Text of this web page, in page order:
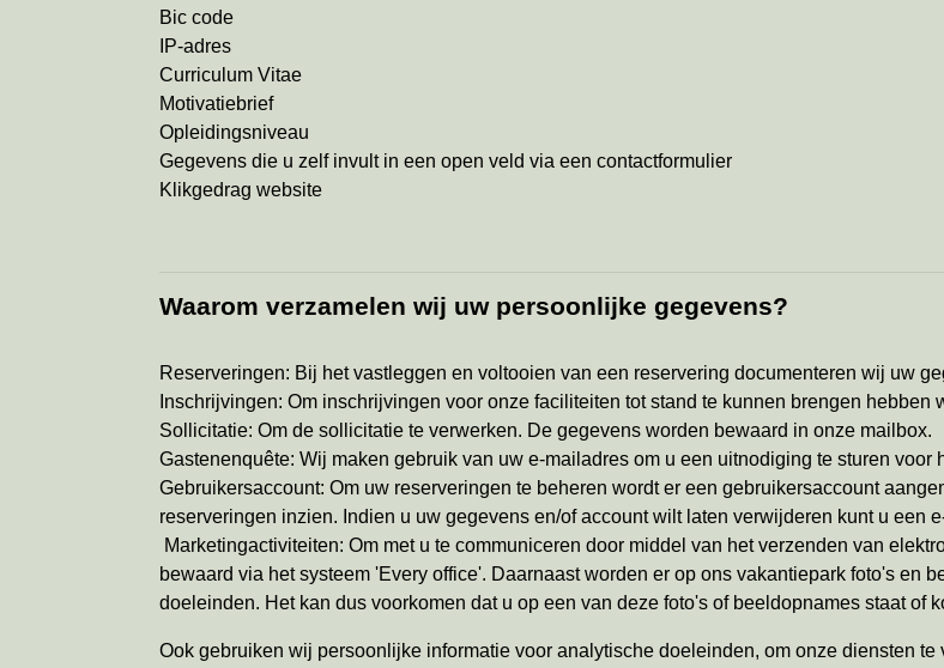
Bic code
IP-adres
Curriculum Vitae
Motivatiebrief
Opleidingsniveau
Gegevens die u zelf invult in een open veld via een contactformulier
Klikgedrag website
Waarom verzamelen wij uw persoonlijke gegevens?
Reserveringen: Bij het vastleggen en voltooien van een reservering documenteren wij uw
Inschrijvingen: Om inschrijvingen voor onze faciliteiten tot stand te kunnen brengen hebben
Sollicitatie: Om de sollicitatie te verwerken. De gegevens worden bewaard in onze mailbox.
Gastenenquête: Wij maken gebruik van uw e-mailadres om u een uitnodiging te sturen voor
Gebruikersaccount: Om uw reserveringen te beheren wordt er een gebruikersaccount
reserveringen inzien. Indien u uw gegevens en/of account wilt laten verwijderen kunt u een
Marketingactiviteiten: Om met u te communiceren door middel van het verzenden van
bewaard via het systeem 'Every office'. Daarnaast worden er op ons vakantiepark foto's en
doeleinden. Het kan dus voorkomen dat u op een van deze foto's of beeldopnames staat of
Ook gebruiken wij persoonlijke informatie voor analytische doeleinden, om onze diensten